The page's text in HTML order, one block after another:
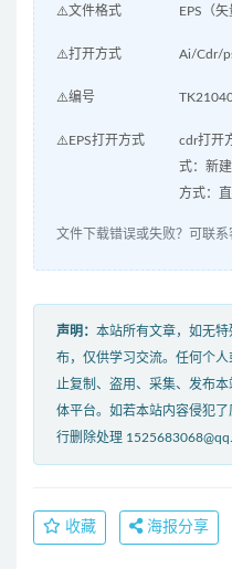
⚠️文件格式 EPS（
⚠️打开方式 Ai/Cdr/
⚠️编号
⚠️EPS打开方式
cdr打开
式：新
方式：
文件下载错误或失败？可联系
声明： 本站所有文章，如无
布，仅供学习交流。任何个
止复制、盗用、采集、发布
体平台。如若本站内容侵犯
行删除处理
收藏 海报分享